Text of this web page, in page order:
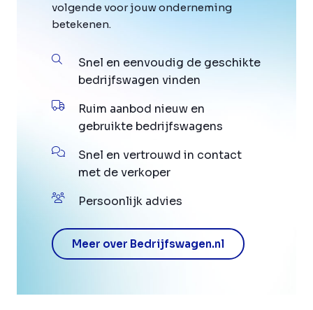
volgende voor jouw onderneming
betekenen.
Snel en eenvoudig de geschikte
bedrijfswagen vinden
Ruim aanbod nieuw en
gebruikte bedrijfswagens
Snel en vertrouwd in contact
met de verkoper
Persoonlijk advies
Meer over Bedrijfswagen.nl